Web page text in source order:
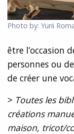
Photo by: Yurii
être l’occasion
personnes ou
de créer une
> Toutes les
créations
maison, tricot/